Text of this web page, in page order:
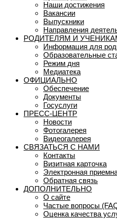
Наши достижения
Вакансии
Выпускники
Направления
РОДИТЕЛЯМ И
Информация для
Образовательные
Режим дня
Медиатека
ОФИЦИАЛЬНО
Обеспечение
Документы
Госуслуги
ПРЕСС-ЦЕНТР
Новости
Фотогалерея
Видеогалерея
СВЯЗАТЬСЯ С НАМИ
Контакты
Визитная карточка
Электронная
Обратная связь
ДОПОЛНИТЕЛЬНО
О сайте
Частые вопросы
Оценка качества